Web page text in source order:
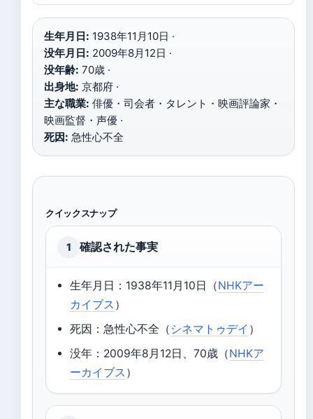
生年月日: 1938年11月10日 ·
没年月日: 2009年8月12日 ·
没年齢: 70歳 ·
出身地: 京都府 ·
主な職業: 俳優・司会者・タレント・映画評論家・
映画監督・声優 ·
死因: 急性心不全
クイックスナップ
1 確認された事実
生年月日：1938年11月10日（NHKアー
カイブス ）
死因：急性心不全（ シネマトゥデイ ）
没年：2009年8月12日、70歳（NHKア
ーカイブス ）